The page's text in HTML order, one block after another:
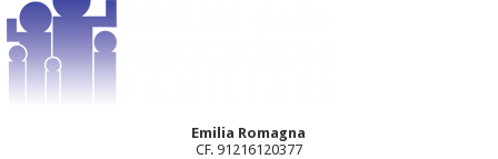
Emilia Romagna
CF. 91216120377